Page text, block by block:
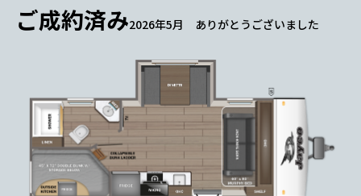
ご成約済み2026年5月 ありがとうございました